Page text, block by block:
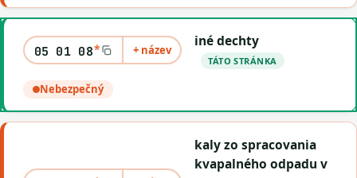
05 01 08* + název
iné dechty
TÁTO STRÁNKA
Nebezpečný
kaly zo spracovania
kvapalného odpadu v